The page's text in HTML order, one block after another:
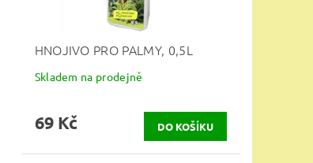
HNOJIVO PRO PALMY, 0,5L
Skladem na prodejně
69 Kč